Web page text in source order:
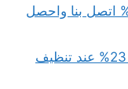
بلاط النسيم جلي احترافي 100% اتصل بنا واحصل
شركة تنظيف فرشات بالخرج بـخصم 23% عند تنظيف